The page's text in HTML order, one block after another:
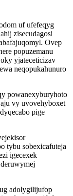
uf ufefeqyg
zisecudagosi
Ovep
popuzemanu
yjateceticizav
neqopukahunuro
powanexyburyhoto
vy uvovehyboxet
pige
tybu sobexicafuteja
igecexek
adolygilijufop